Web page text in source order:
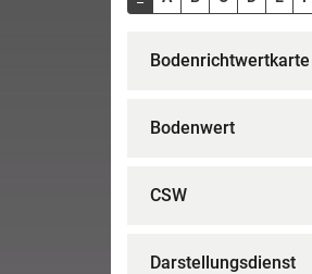
Bodenrichtwertkarte
Bodenwert
CSW
Darstellungsdienst